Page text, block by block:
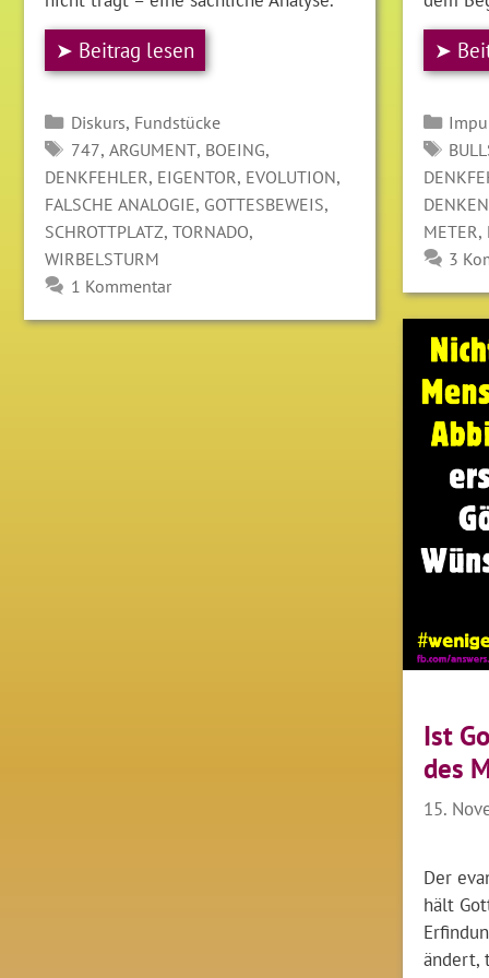
➤ Beitrag lesen
Kategorien
Diskurs, Fundstücke
SCHLAGWÖRTER
747, ARGUMENT, BOEING,
DENKFEHLER, EIGENTOR, EVOLUTION,
FALSCHE ANALOGIE, GOTTESBEWEIS,
SCHROTTPLATZ,TORNADO,
WIRBELSTURM
1 Kommentar
➤
METER,
3
Ist
des
15.
Der
hält
ändert,